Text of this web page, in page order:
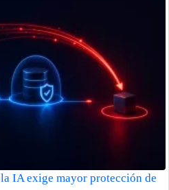
IA exige mayor protección de